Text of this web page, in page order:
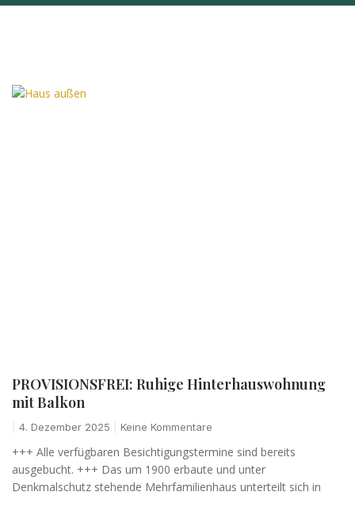
PROVISIONSFREI: Ruhige Hinterhauswohnung
mit Balkon
4. Dezember 2025 Keine Kommentare
+++ Alle verfügbaren Besichtigungstermine sind bereits
ausgebucht. +++ Das um 1900 erbaute und unter
Denkmalschutz stehende Mehrfamilienhaus unterteilt sich in